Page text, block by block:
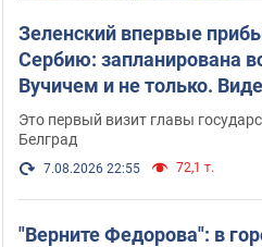
Зеленский впервые
Сербию: запланирована
Вучичем и не только.
Это первый визит главы
Белград
7.08.2026 22:55 72,1 т.
"Верните Федорова": в